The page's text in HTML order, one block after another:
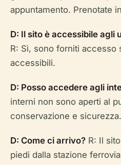
appuntamento. Prenotate
D: Il sito è accessibile agli
R: Sì, sono forniti accesso
accessibili.
D: Posso accedere agli
interni non sono aperti al
conservazione e sicurezza.
D: Come ci arrivo? R: Il
piedi dalla stazione